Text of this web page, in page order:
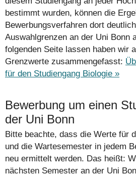
bestimmt wurden, können die
Bewerbungs­verfahren dort
Auswahlgrenzen an der Uni Bonn
folgenden Seite lassen haben wir
Grenzwerte zusammengefasst:
für den Studiengang Biologie »
Bewerbung um einen
der Uni Bonn
Bitte beachte, dass die Werte für
und die Wartesemester in jedem
neu ermittelt werden. Das heißt:
nächsten Semester an der Uni